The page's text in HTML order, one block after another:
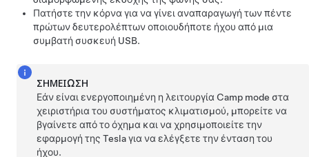
Πατήστε την κόρνα για να γίνει αναπαραγωγή των πέντε
πρώτων δευτερολέπτων οποιουδήποτε ήχου από μια
συμβατή συσκευή USB.
ΣΗΜΕΊΩΣΗ
Εάν είναι ενεργοποιημένη η λειτουργία Camp mode στα
χειριστήρια του συστήματος κλιματισμού, μπορείτε να
βγαίνετε από το όχημα και να χρησιμοποιείτε την
εφαρμογή της Tesla για να ελέγξετε την ένταση του
ήχου.